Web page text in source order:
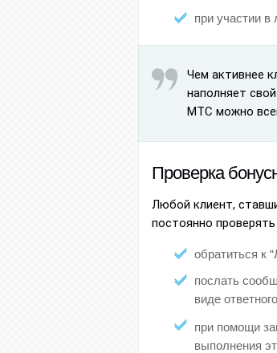
при участии
Чем активнее
наполняет
МТС можно
Проверка
Любой клиент,
постоянно
обратиться к
послать
виде
при помощи
выполнения